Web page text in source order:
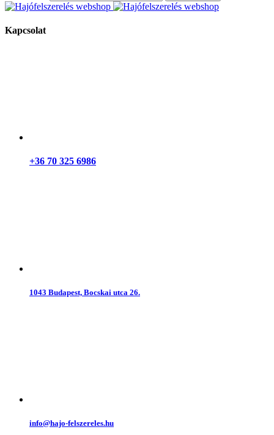
Kapcsolat
+36 70 325 6986
1043 Budapest, Bocskai utca 26.
info@hajo-felszereles.hu